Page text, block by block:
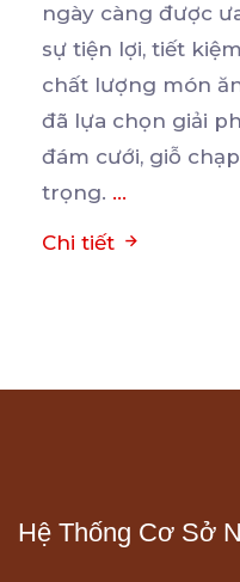
ngày càng được
sự tiện lợi, tiết
chất lượng món
đã lựa chọn giải
đám cưới, giỗ
trọng. ...
Chi tiết
Hệ Thống Cơ Sở